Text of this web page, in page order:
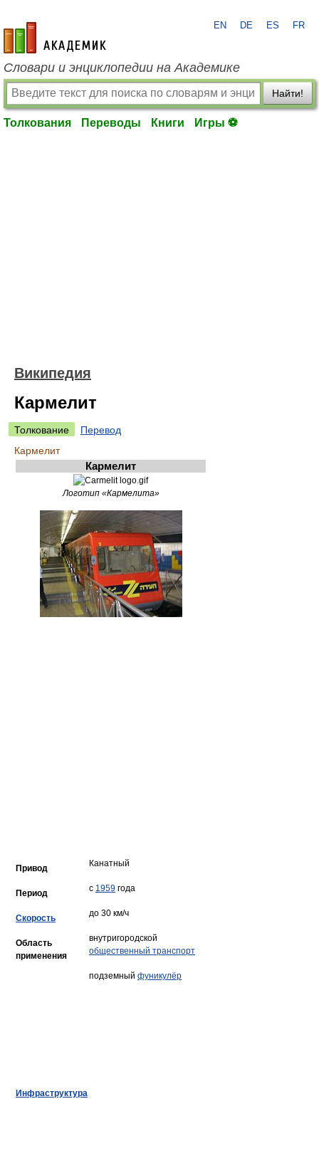
academic.ru
EN DE ES FR
Словари и энциклопедии на Академике
Найти!
Толкования Переводы Книги Игры ⚽
Википедия
Кармелит
Толкование
Перевод
Кармелит
Кармелит
Логотип «Кармелита»
Привод Канатный
Период с 1959 года
Скорость до 30 км/ч
Область
применения
внутригородской
общественный транспорт
Инфраструктура
подземный фуникулёр